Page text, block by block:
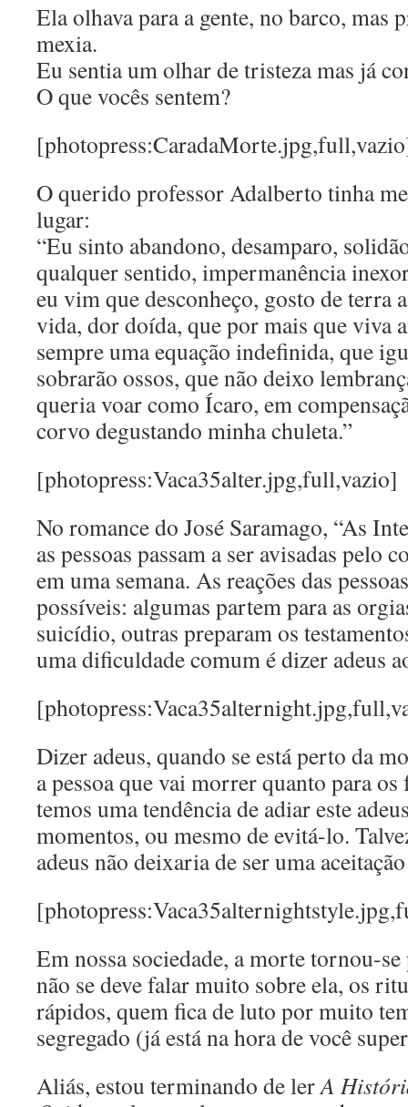
Ela olhava para a gente, no barco, mas
mexia.
Eu sentia um olhar de tristeza mas já
O que vocês sentem?
O querido professor Adalberto tinha
lugar:
“Eu sinto abandono, desamparo,
qualquer sentido, impermanência
eu vim que desconheço, gosto de terra
vida, dor doída, que por mais que viva
sempre uma equação indefinida, que
sobrarão ossos, que não deixo
queria voar como Ícaro, em
corvo degustando minha chuleta.”
[photopress:Vaca35alter.jpg,full,vazio]
No romance do José Saramago, “As
as pessoas passam a ser avisadas pelo
em uma semana. As reações das
possíveis: algumas partem para as
suicídio, outras preparam os
uma dificuldade comum é dizer adeus
Dizer adeus, quando se está perto da
a pessoa que vai morrer quanto para
temos uma tendência de adiar este
momentos, ou mesmo de evitá-lo.
adeus não deixaria de ser uma
Em nossa sociedade, a morte tornou-
não se deve falar muito sobre ela, os
rápidos, quem fica de luto por muito
segregado (já está na hora de você
Aliás, estou terminando de lerA